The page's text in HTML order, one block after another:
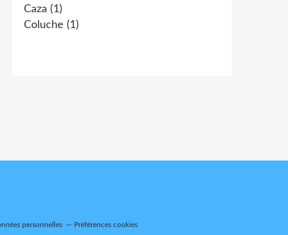
Caza (1)
Coluche (1)
personnelles Préférences cookies